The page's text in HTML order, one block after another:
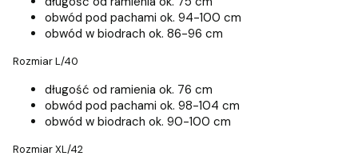
obwód pod pachami ok. 94-100 cm
obwód w biodrach ok. 86-96 cm
Rozmiar L/40
długość od ramienia ok. 76 cm
obwód pod pachami ok. 98-104 cm
obwód w biodrach ok. 90-100 cm
Rozmiar XL/42